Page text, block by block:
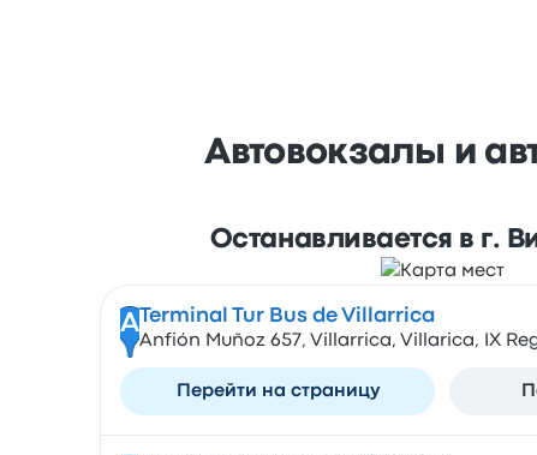
Автовокзалы и
Останавливается в г.
A Terminal Tur Bus de Villarrica
Anfión Muñoz 657, Villarrica, Villarica, IX
Перейти на страницу